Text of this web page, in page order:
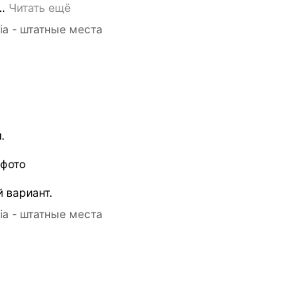
Читать ещё
- штатные места
- штатные места